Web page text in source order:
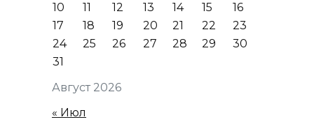
Август 2026
10
11 12 13 14 15
16
17
18 19 20 21 22
23
24
25 26 27 28 29
30
31
« Июл